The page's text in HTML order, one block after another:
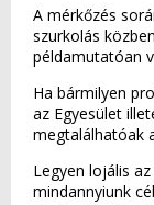
A mérkőzés
szurkolás
példamutatóan
Ha bármilyen
az Egyesület
megtalálhatóak
Legyen lojális
mindannyiunk